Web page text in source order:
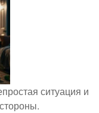
ситуация и